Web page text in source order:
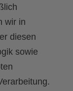
wir in
diesen
sowie